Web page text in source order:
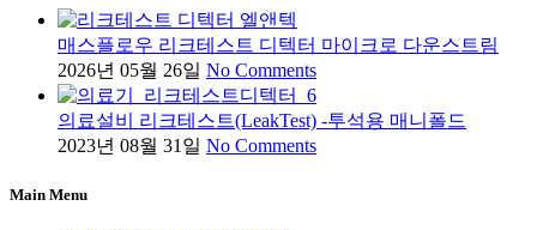
매스플로우 리크테스트 디텍터 마이크로 다운스트림
2026년 05월 26일 No Comments
의료설비 리크테스트(LeakTest) -투석용 매니폴드
2023년 08월 31일 No Comments
Main Menu